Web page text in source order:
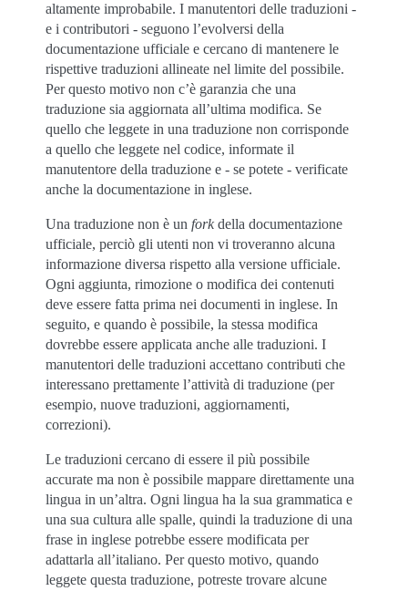
altamente improbabile. I manutentori delle traduzioni -
e i contributori - seguono l’evolversi della
documentazione ufficiale e cercano di mantenere le
rispettive traduzioni allineate nel limite del possibile.
Per questo motivo non c’è garanzia che una
traduzione sia aggiornata all’ultima modifica. Se
quello che leggete in una traduzione non corrisponde
a quello che leggete nel codice, informate il
manutentore della traduzione e - se potete - verificate
anche la documentazione in inglese.
Una traduzione non è un fork della documentazione
ufficiale, perciò gli utenti non vi troveranno alcuna
informazione diversa rispetto alla versione ufficiale.
Ogni aggiunta, rimozione o modifica dei contenuti
deve essere fatta prima nei documenti in inglese. In
seguito, e quando è possibile, la stessa modifica
dovrebbe essere applicata anche alle traduzioni. I
manutentori delle traduzioni accettano contributi che
interessano prettamente l’attività di traduzione (per
esempio, nuove traduzioni, aggiornamenti,
correzioni).
Le traduzioni cercano di essere il più possibile
accurate ma non è possibile mappare direttamente una
lingua in un’altra. Ogni lingua ha la sua grammatica e
una sua cultura alle spalle, quindi la traduzione di una
frase in inglese potrebbe essere modificata per
adattarla all’italiano. Per questo motivo, quando
leggete questa traduzione, potreste trovare alcune